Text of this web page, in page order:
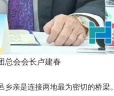
总会会长卢建春
亲是连接两地最为密切的桥梁